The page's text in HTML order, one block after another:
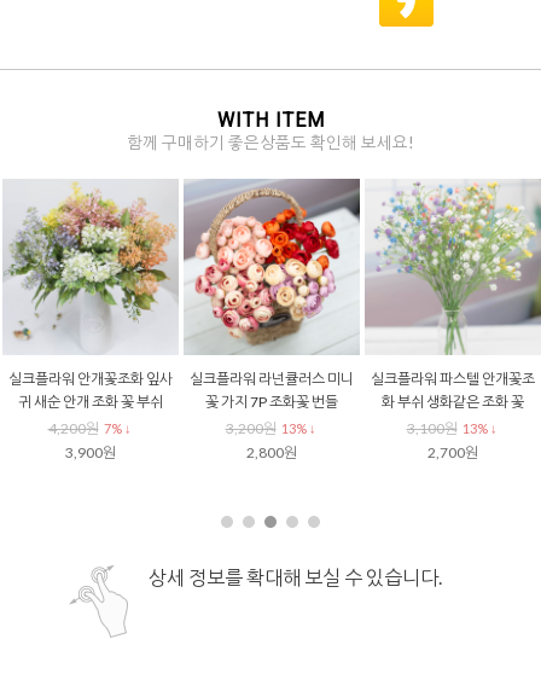
WITH ITEM
함께 구매하기 좋은상품도 확인해 보세요!
실크플라워 안개꽃조화 잎사
귀 새순 안개 조화 꽃 부쉬
4,200원 7% ↓
3,900원
실크플라워 라넌큘러스 미니
꽃 가지 7P 조화꽃 번들
3,200원 13% ↓
2,800원
실크플라워 파스텔 안개꽃조
화 부쉬 생화같은 조화 꽃
3,100원 13% ↓
2,700원
상세 정보를 확대해 보실 수 있습니다.